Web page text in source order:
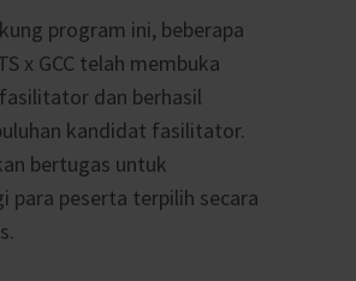
program ini, beberapa
x GCC telah membuka
dan berhasil
kandidat fasilitator.
bertugas untuk
para peserta terpilih secara